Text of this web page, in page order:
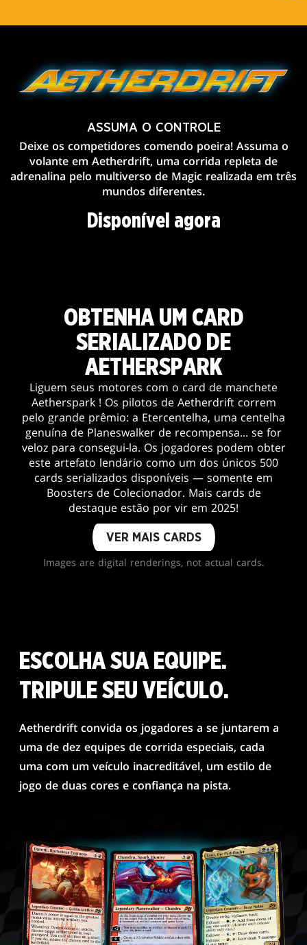
ASSUMA O CONTROLE
Deixe os competidores comendo poeira! Assuma o
volante em Aetherdrift, uma corrida repleta de
adrenalina pelo multiverso de Magic realizada em três
mundos diferentes.
Disponível agora
OBTENHA UM CARD
SERIALIZADO DE
AETHERSPARK
Liguem seus motores com o card de manchete
Aetherspark ! Os pilotos de Aetherdrift correm
pelo grande prêmio: a Etercentelha, uma centelha
genuína de Planeswalker de recompensa... se for
veloz para consegui-la. Os jogadores podem obter
este artefato lendário como um dos únicos 500
cards serializados disponíveis — somente em
Boosters de Colecionador. Mais cards de
destaque estão por vir em 2025!
VER MAIS CARDS
Images are digital renderings, not actual cards.
ESCOLHA SUA EQUIPE.
TRIPULE SEU VEÍCULO.
Aetherdrift convida os jogadores a se juntarem a
uma de dez equipes de corrida especiais, cada
uma com um veículo inacreditável, um estilo de
jogo de duas cores e confiança na pista.